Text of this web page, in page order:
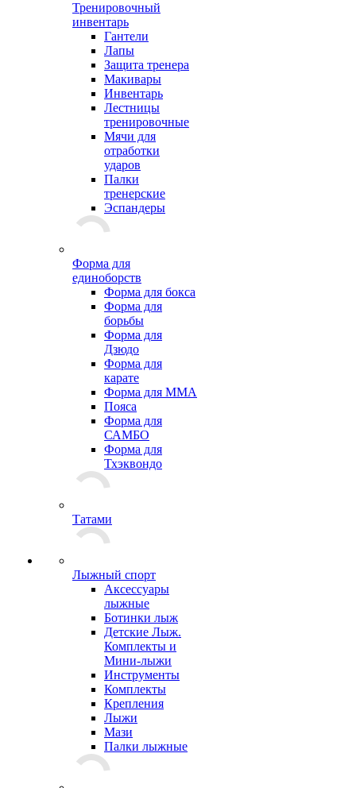
Тренировочный
инвентарь
Гантели
Лапы
Защита тренера
Макивары
Инвентарь
Лестницы
тренировочные
Мячи для
отработки
ударов
Палки
тренерские
Эспандеры
Форма для
единоборств
Форма для бокса
Форма для
борьбы
Форма для
Дзюдо
Форма для
карате
Форма для MMA
Пояса
Форма для
САМБО
Форма для
Тхэквондо
Татами
Лыжный спорт
Аксессуары
лыжные
Ботинки лыж
Детские Лыж.
Комплекты и
Мини-лыжи
Инструменты
Комплекты
Крепления
Лыжи
Мази
Палки лыжные